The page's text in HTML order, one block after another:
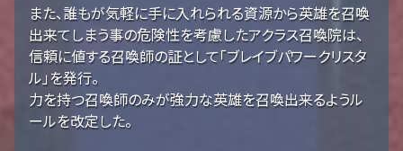
また、誰もが気軽に手に入れられる資源から英雄を召喚
出来てしまう事の危険性を考慮したアクラス召喚院は、
信頼に値する召喚師の証として「ブレイブパワークリスタ
ル」を発行。
力を持つ召喚師のみが強力な英雄を召喚出来るようル
ールを改定した。